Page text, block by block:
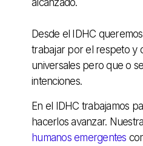
Desde el IDHC
trabajar por el respeto y
universales pero que o
intenciones.
En el IDHC trabajamos
hacerlos avanzar.
humanos emergentes